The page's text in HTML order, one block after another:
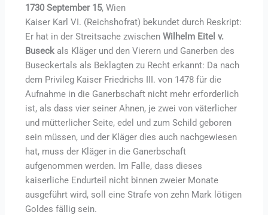
1730 September 15, Wien
Kaiser Karl VI. (Reichshofrat) bekundet durch Reskript:
Er hat in der Streitsache zwischenWilhelm Eitel v.
Buseck als Kläger und den Vierern und Ganerben des
Buseckertals als Beklagten zu Recht erkannt: Da nach
dem Privileg Kaiser Friedrichs III. von 1478 für die
Aufnahme in die Ganerbschaft nicht mehr erforderlich
ist, als dass vier seiner Ahnen, je zwei von väterlicher
und mütterlicher Seite, edel und zum Schild geboren
sein müssen, und der Kläger dies auch nachgewiesen
hat, muss der Kläger in die Ganerbschaft
aufgenommen werden. Im Falle, dass dieses
kaiserliche Endurteil nicht binnen zweier Monate
ausgeführt wird, soll eine Strafe von zehn Mark lötigen
Goldes fällig sein.